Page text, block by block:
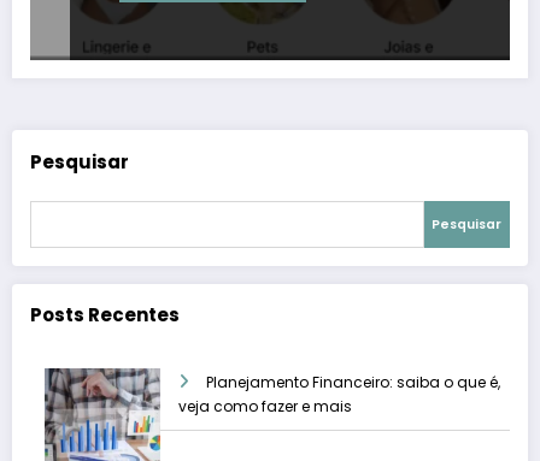
Pesquisar
Pesquisar
Posts Recentes
Planejamento Financeiro: saiba o que é,
veja como fazer e mais